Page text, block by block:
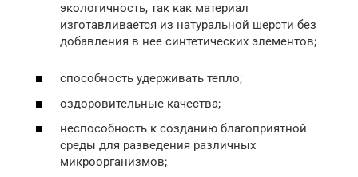
экологичность, так как материал
изготавливается из натуральной шерсти без
добавления в нее синтетических элементов;
способность удерживать тепло;
оздоровительные качества;
неспособность к созданию благоприятной
среды для разведения различных
микроорганизмов;